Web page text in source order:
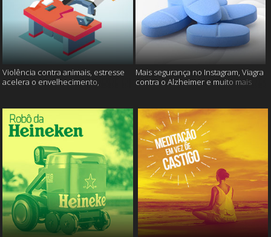
Violência contra animais, estresse
acelera o envelhecimento,
Mais segurança no Instagram, Viagra
contra o Alzheimer e muito mais